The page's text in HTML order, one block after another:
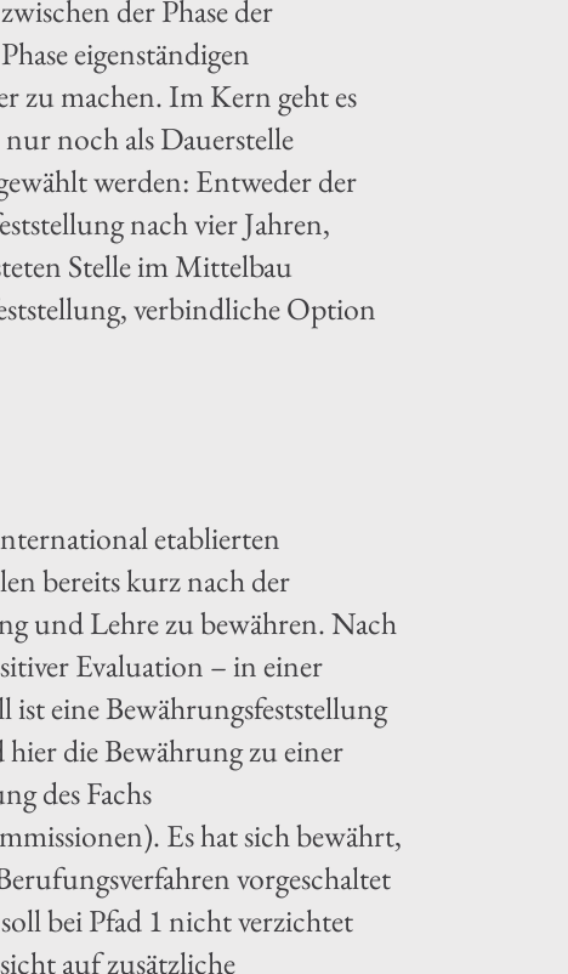
der Phase der
eigenständigen
zu machen. Im Kern geht es
noch als Dauerstelle
werden: Entweder der
nach vier Jahren,
Stelle im Mittelbau
verbindliche Option
etablierten
bereits kurz nach der
und Lehre zu bewähren. Nach
Evaluation – in einer
eine Bewährungsfeststellung
hier die Bewährung zu einer
des Fachs
Es hat sich bewährt,
vorgeschaltet
bei Pfad 1 nicht verzichtet
auf zusätzliche